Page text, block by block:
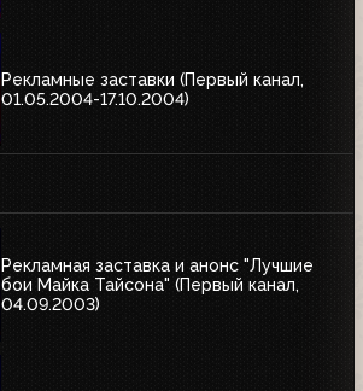
Рекламные заставки (Первый канал,
01.05.2004-17.10.2004)
Рекламная заставка и анонс "Лучшие
бои Майка Тайсона" (Первый канал,
04.09.2003)